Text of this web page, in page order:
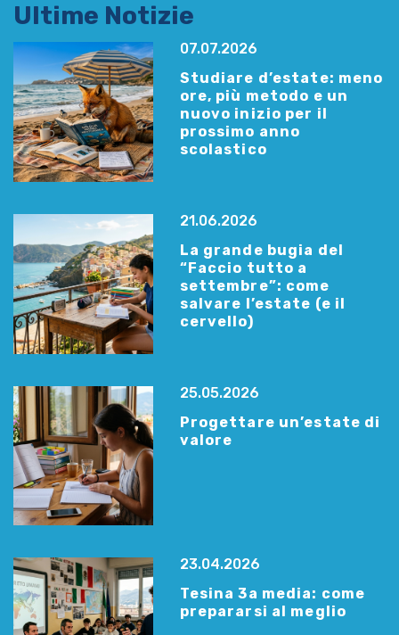
Ultime Notizie
07.07.2026
Studiare d’estate: meno
ore, più metodo e un
nuovo inizio per il
prossimo anno
scolastico
21.06.2026
La grande bugia del
“Faccio tutto a
settembre”: come
salvare l’estate (e il
cervello)
25.05.2026
Progettare un’estate di
valore
23.04.2026
Tesina 3a media: come
prepararsi al meglio